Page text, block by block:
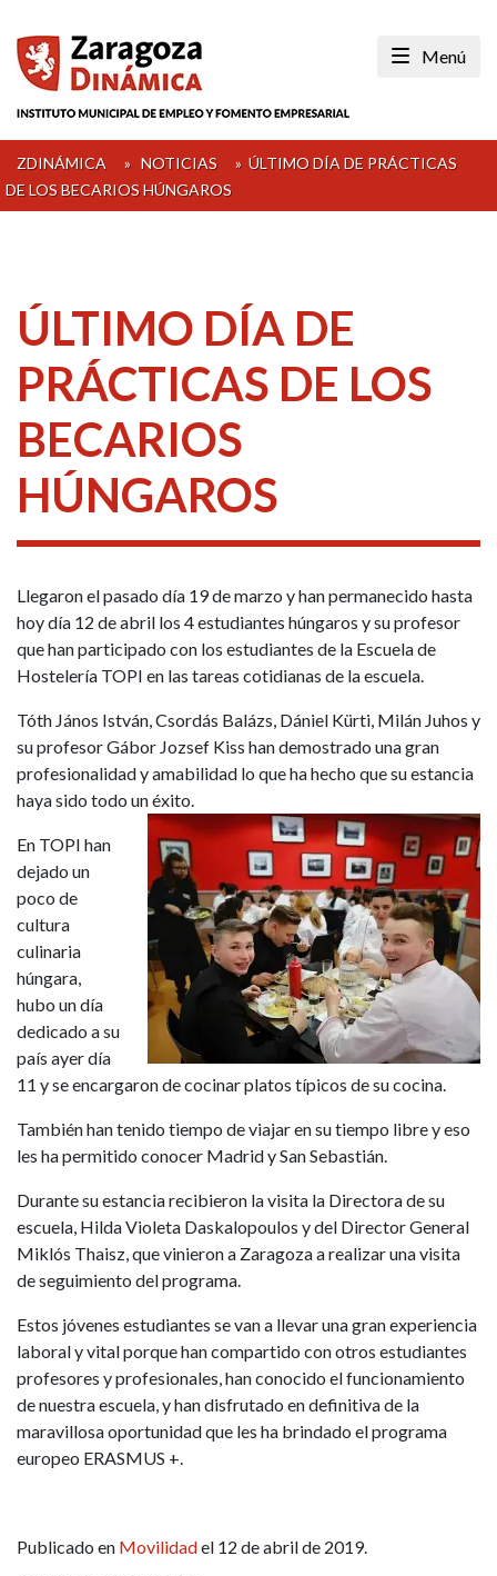
content
Menú
ZDINÁMICA » NOTICIAS » ÚLTIMO DÍA DE PRÁCTICAS
DE LOS BECARIOS HÚNGAROS
ÚLTIMO DÍA DE
PRÁCTICAS DE LOS
BECARIOS
HÚNGAROS
Llegaron el pasado día 19 de marzo y han permanecido hasta
hoy día 12 de abril los 4 estudiantes húngaros y su profesor
que han participado con los estudiantes de la Escuela de
Hostelería TOPI en las tareas cotidianas de la escuela.
Tóth János István, Csordás Balázs, Dániel Kürti, Milán Juhos y
su profesor Gábor Jozsef Kiss han demostrado una gran
profesionalidad y amabilidad lo que ha hecho que su estancia
haya sido todo un éxito.
En TOPI han
dejado un
poco de
cultura
culinaria
húngara,
hubo un día
dedicado a su
país ayer día
11 y se encargaron de cocinar platos típicos de su cocina.
También han tenido tiempo de viajar en su tiempo libre y eso
les ha permitido conocer Madrid y San Sebastián.
Durante su estancia recibieron la visita la Directora de su
escuela, Hilda Violeta Daskalopoulos y del Director General
Miklós Thaisz, que vinieron a Zaragoza a realizar una visita
de seguimiento del programa.
Estos jóvenes estudiantes se van a llevar una gran experiencia
laboral y vital porque han compartido con otros estudiantes
profesores y profesionales, han conocido el funcionamiento
de nuestra escuela, y han disfrutado en definitiva de la
maravillosa oportunidad que les ha brindado el programa
europeo ERASMUS +.
Publicado en Movilidadel 12 de abril de 2019.